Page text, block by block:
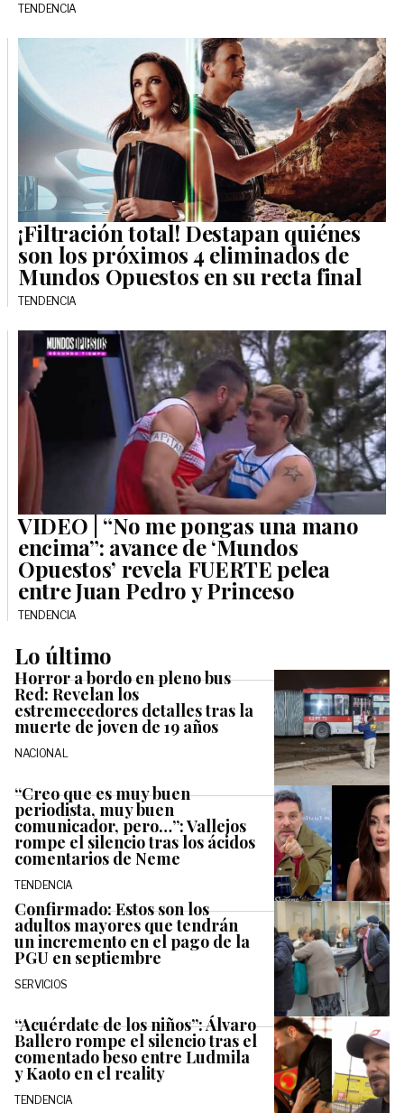
TENDENCIA
¡Filtración total! Destapan quiénes
son los próximos 4 eliminados de
Mundos Opuestos en su recta final
TENDENCIA
VIDEO | “No me pongas una mano
encima”: avance de ‘Mundos
Opuestos’ revela FUERTE pelea
entre Juan Pedro y Princeso
TENDENCIA
Lo último
Horror a bordo en pleno bus
Red: Revelan los
estremecedores detalles tras la
muerte de joven de 19 años
NACIONAL
“Creo que es muy buen
periodista, muy buen
comunicador, pero…”: Vallejos
rompe el silencio tras los ácidos
comentarios de Neme
TENDENCIA
Confirmado: Estos son los
adultos mayores que tendrán
un incremento en el pago de la
PGU en septiembre
SERVICIOS
“Acuérdate de los niños”: Álvaro
Ballero rompe el silencio tras el
comentado beso entre Ludmila
y Kaoto en el reality
TENDENCIA